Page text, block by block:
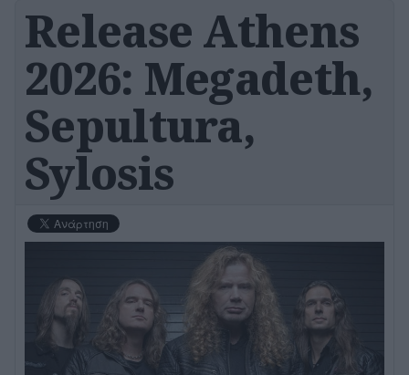
Release Athens
2026: Megadeth,
Sepultura,
Sylosis